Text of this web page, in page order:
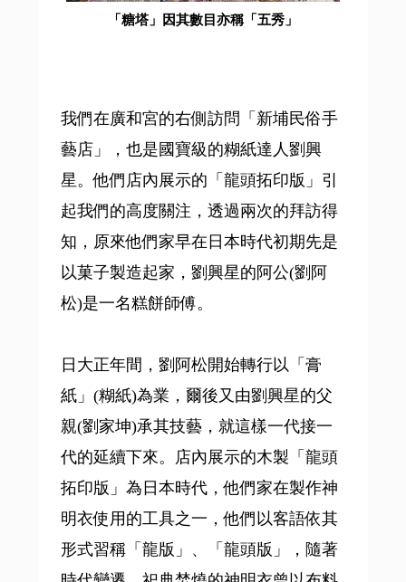
「糖塔」因其數目亦稱「五秀」
我們在廣和宮的右側訪問「新埔民俗手
藝店」，也是國寶級的糊紙達人劉興
星。他們店內展示的「龍頭拓印版」引
起我們的高度關注，透過兩次的拜訪得
知，原來他們家早在日本時代初期先是
以菓子製造起家，劉興星的阿公(劉阿
松)是一名糕餅師傅。
日大正年間，劉阿松開始轉行以「膏
紙」(糊紙)為業，爾後又由劉興星的父
親(劉家坤)承其技藝，就這樣一代接一
代的延續下來。店內展示的木製「龍頭
拓印版」為日本時代，他們家在製作神
明衣使用的工具之一，他們以客語依其
形式習稱「龍版」、「龍頭版」，隨著